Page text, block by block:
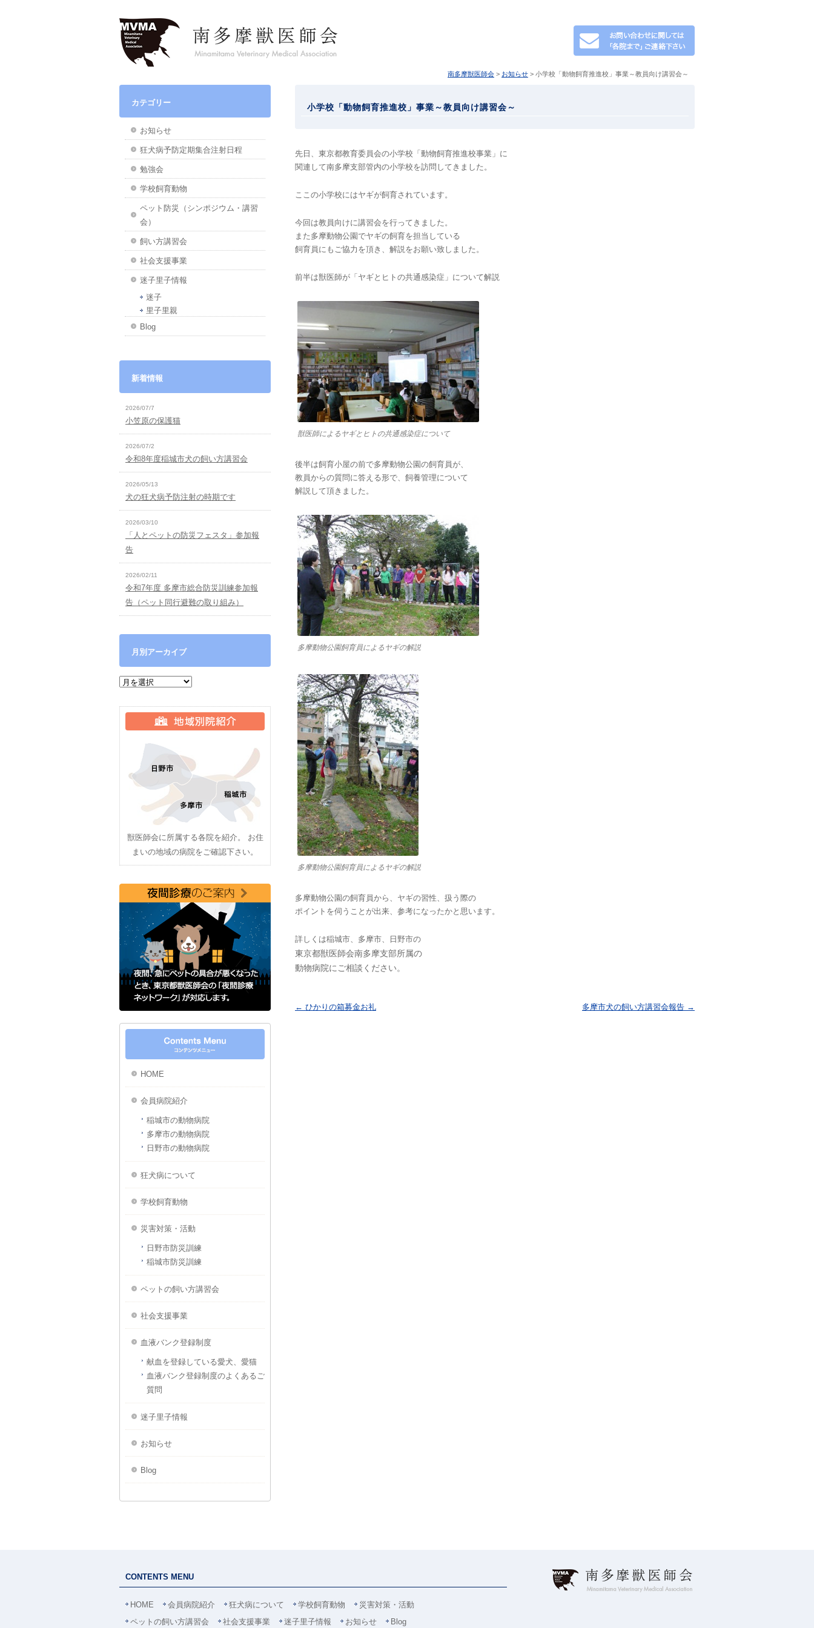
南多摩獣医師会 > お知らせ > 小学校「動物飼育推進校」事業～教員向け講習会～
小学校「動物飼育推進校」事業～教員向け講習会～
先日、東京都教育委員会の小学校「動物飼育推進校事業」に
関連して南多摩支部管内の小学校を訪問してきました。
ここの小学校にはヤギが飼育されています。
今回は教員向けに講習会を行ってきました。
また多摩動物公園でヤギの飼育を担当している
飼育員にもご協力を頂き、解説をお願い致しました。
前半は獣医師が「ヤギとヒトの共通感染症」について解説
獣医師によるヤギとヒトの共通感染症について
後半は飼育小屋の前で多摩動物公園の飼育員が、
教員からの質問に答える形で、飼養管理について
解説して頂きました。
多摩動物公園飼育員によるヤギの解説
多摩動物公園飼育員によるヤギの解説
多摩動物公園の飼育員から、ヤギの習性、扱う際の
ポイントを伺うことが出来、参考になったかと思います。
詳しくは稲城市、多摩市、日野市の
東京都獣医師会南多摩支部所属の
動物病院にご相談ください。
投稿ナビゲーション
← ひかりの箱募金お礼 多摩市犬の飼い方講習会報告 →
カテゴリー
お知らせ
狂犬病予防定期集合注射日程
勉強会
学校飼育動物
ペット防災（シンポジウム・講習
会）
飼い方講習会
社会支援事業
迷子里子情報
迷子
里子里親
Blog
新着情報
2026/07/7
小笠原の保護猫
2026/07/2
令和8年度稲城市犬の飼い方講習会
2026/05/13
犬の狂犬病予防注射の時期です
2026/03/10
「人とペットの防災フェスタ」参加報
告
2026/02/11
令和7年度 多摩市総合防災訓練参加報
告（ペット同行避難の取り組み）
月別アーカイブ
月別アーカイブ
獣医師会に所属する各院を紹介。 お住
まいの地域の病院をご確認下さい。
HOME
会員病院紹介
稲城市の動物病院
多摩市の動物病院
日野市の動物病院
狂犬病について
学校飼育動物
災害対策・活動
日野市防災訓練
稲城市防災訓練
ペットの飼い方講習会
社会支援事業
血液バンク登録制度
献血を登録している愛犬、愛猫
血液バンク登録制度のよくあるご
質問
迷子里子情報
お知らせ
Blog
CONTENTS MENU
HOME 会員病院紹介 狂犬病について 学校飼育動物
災害対策・活動
ペットの飼い方講習会
社会支援事業 迷子里子情報 お知らせ Blog